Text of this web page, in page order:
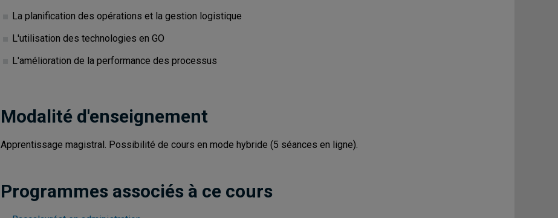
La planification des opérations et la gestion logistique
L'utilisation des technologies en GO
L'amélioration de la performance des processus
Modalité d'enseignement
Apprentissage magistral. Possibilité de cours en mode hybride (5 séances en ligne).
Programmes associés à ce cours